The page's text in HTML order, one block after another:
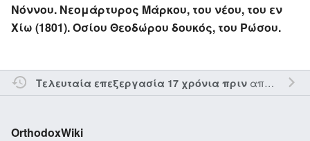
Νόννου. Νεομάρτυρος Μάρκου, του νέου, του εν
Χίω (1801). Οσίου Θεοδώρου δουκός, του Ρώσου.
Τελευταία επεξεργασία 17 χρόνια πριναπό τον την
OrthodoxWiki